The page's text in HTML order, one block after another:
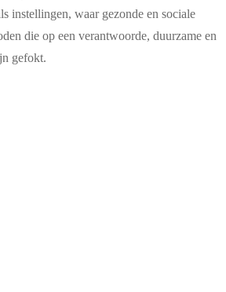
instellingen, waar gezonde en sociale
die op een verantwoorde, duurzame en
gefokt.